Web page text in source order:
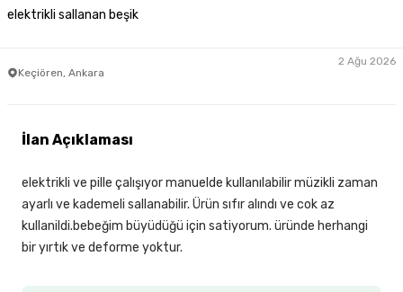
elektrikli sallanan beşik
Keçiören, Ankara
2 Ağu 2026
İlan Açıklaması
elektrikli ve pille çalışıyor manuelde kullanılabilir müzikli zaman
ayarlı ve kademeli sallanabilir. Ürün sıfır alındı ve cok az
kullanildi.bebeğim büyüdüğü için satiyorum. üründe herhangi
bir yırtık ve deforme yoktur.